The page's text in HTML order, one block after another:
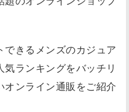
きるメンズのカジュア
ランキングをバッチリ
ンライン通販をご紹介